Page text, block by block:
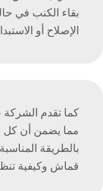
بقاء الكنب في
الإصلاح أو
كما تقدم الشركة
مما يضمن أن كل
بالطريقة
قماش وكيفية